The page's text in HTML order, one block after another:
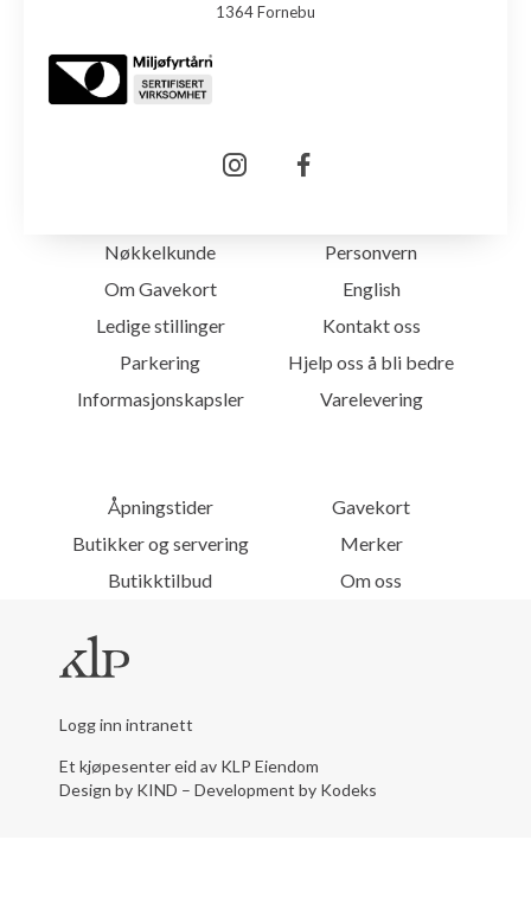
1364 Fornebu
Åpningstider
Butikker og servering
Butikktilbud
Gavekort
Merker
Om oss
Nøkkelkunde
Om Gavekort
Ledige stillinger
Parkering
Informasjonskapsler
Personvern
English
Kontakt oss
Hjelp oss å bli bedre
Varelevering
Logg inn intranett
Et kjøpesenter eid av KLP Eiendom
Design by KIND – Development by Kodeks